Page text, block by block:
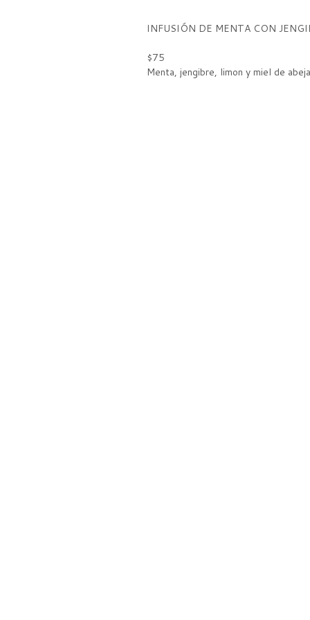
INFUSIÓN DE MENTA CON
$75
Menta, jengibre, limon y miel de